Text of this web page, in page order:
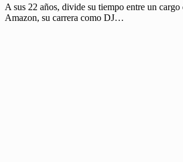
A sus 22 años, divide su tiempo entre un cargo
Amazon, su carrera como DJ…